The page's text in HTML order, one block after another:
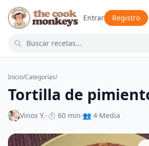
Entrar Registro
Inicio/Categorías/
Tortilla de
Vinos Y.·⏱ 60 min·👥 4·Media